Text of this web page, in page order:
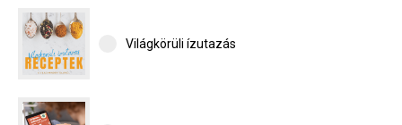
Világkörüli ízutazás